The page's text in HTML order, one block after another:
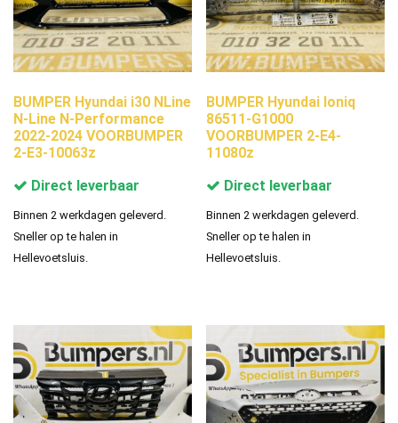
BUMPER Hyundai i30 NLine
N-Line N-Performance
2022-2024 VOORBUMPER
2-E3-10063z
Direct leverbaar
Binnen 2 werkdagen geleverd.
Sneller op te halen in
Hellevoetsluis.
BUMPER Hyundai Ioniq
86511-G1000
VOORBUMPER 2-E4-
11080z
Direct leverbaar
Binnen 2 werkdagen geleverd.
Sneller op te halen in
Hellevoetsluis.